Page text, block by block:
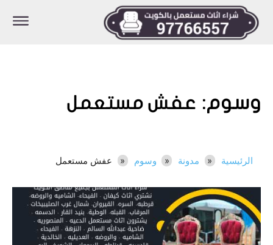
وسوم: عفش مستعمل
الرئيسية مدونة وسوم عفش مستعمل